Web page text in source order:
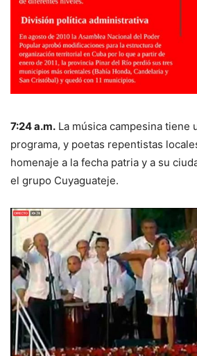
7:24 a.m. La música campesina tiene
programa, y poetas repentistas
homenaje a la fecha patria y a su
el grupo Cuyaguateje.